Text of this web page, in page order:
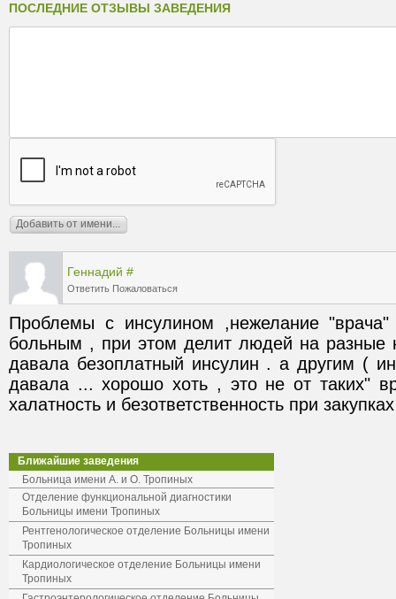
ПОСЛЕДНИЕ ОТЗЫВЫ ЗАВЕДЕНИЯ
Геннадий #
Ответить Пожаловаться
Проблемы с инсулином ,нежелание
больным , при этом делит людей на разные
давала безоплатный инсулин . а другим (
давала ... хорошо хоть , это не от таких"
халатность и безответственность при
Ближайшие заведения
Больница имени А. и О. Тропиных
Отделение функциональной диагностики
Больницы имени Тропиных
Рентгенологическое отделение Больницы имени
Тропиных
Кардиологическое отделение Больницы имени
Тропиных